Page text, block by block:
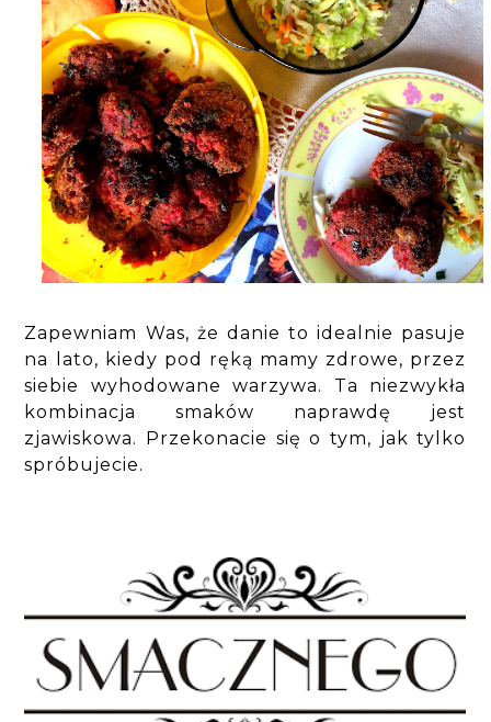
Zapewniam Was, że danie to idealnie pasuje
na lato, kiedy pod ręką mamy zdrowe, przez
siebie wyhodowane warzywa. Ta niezwykła
kombinacja smaków naprawdę jest
zjawiskowa. Przekonacie się o tym, jak tylko
spróbujecie.